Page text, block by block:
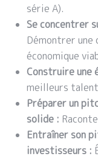
série A).
Se concentrer
Démontrer une
économique
Construire une
meilleurs
Préparer un
solide :
Entraîner son
investisseurs :